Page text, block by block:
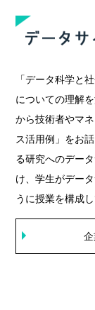
「データ科学と
についての理解
から技術者やマ
ス活用例」をお
る研究へのデー
け、学生がデー
うに授業を構成し